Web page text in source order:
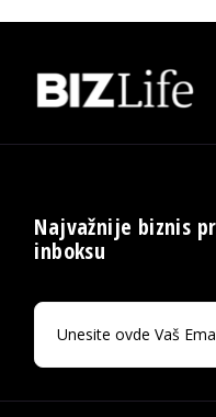
Najvažnije biznis
inboksu